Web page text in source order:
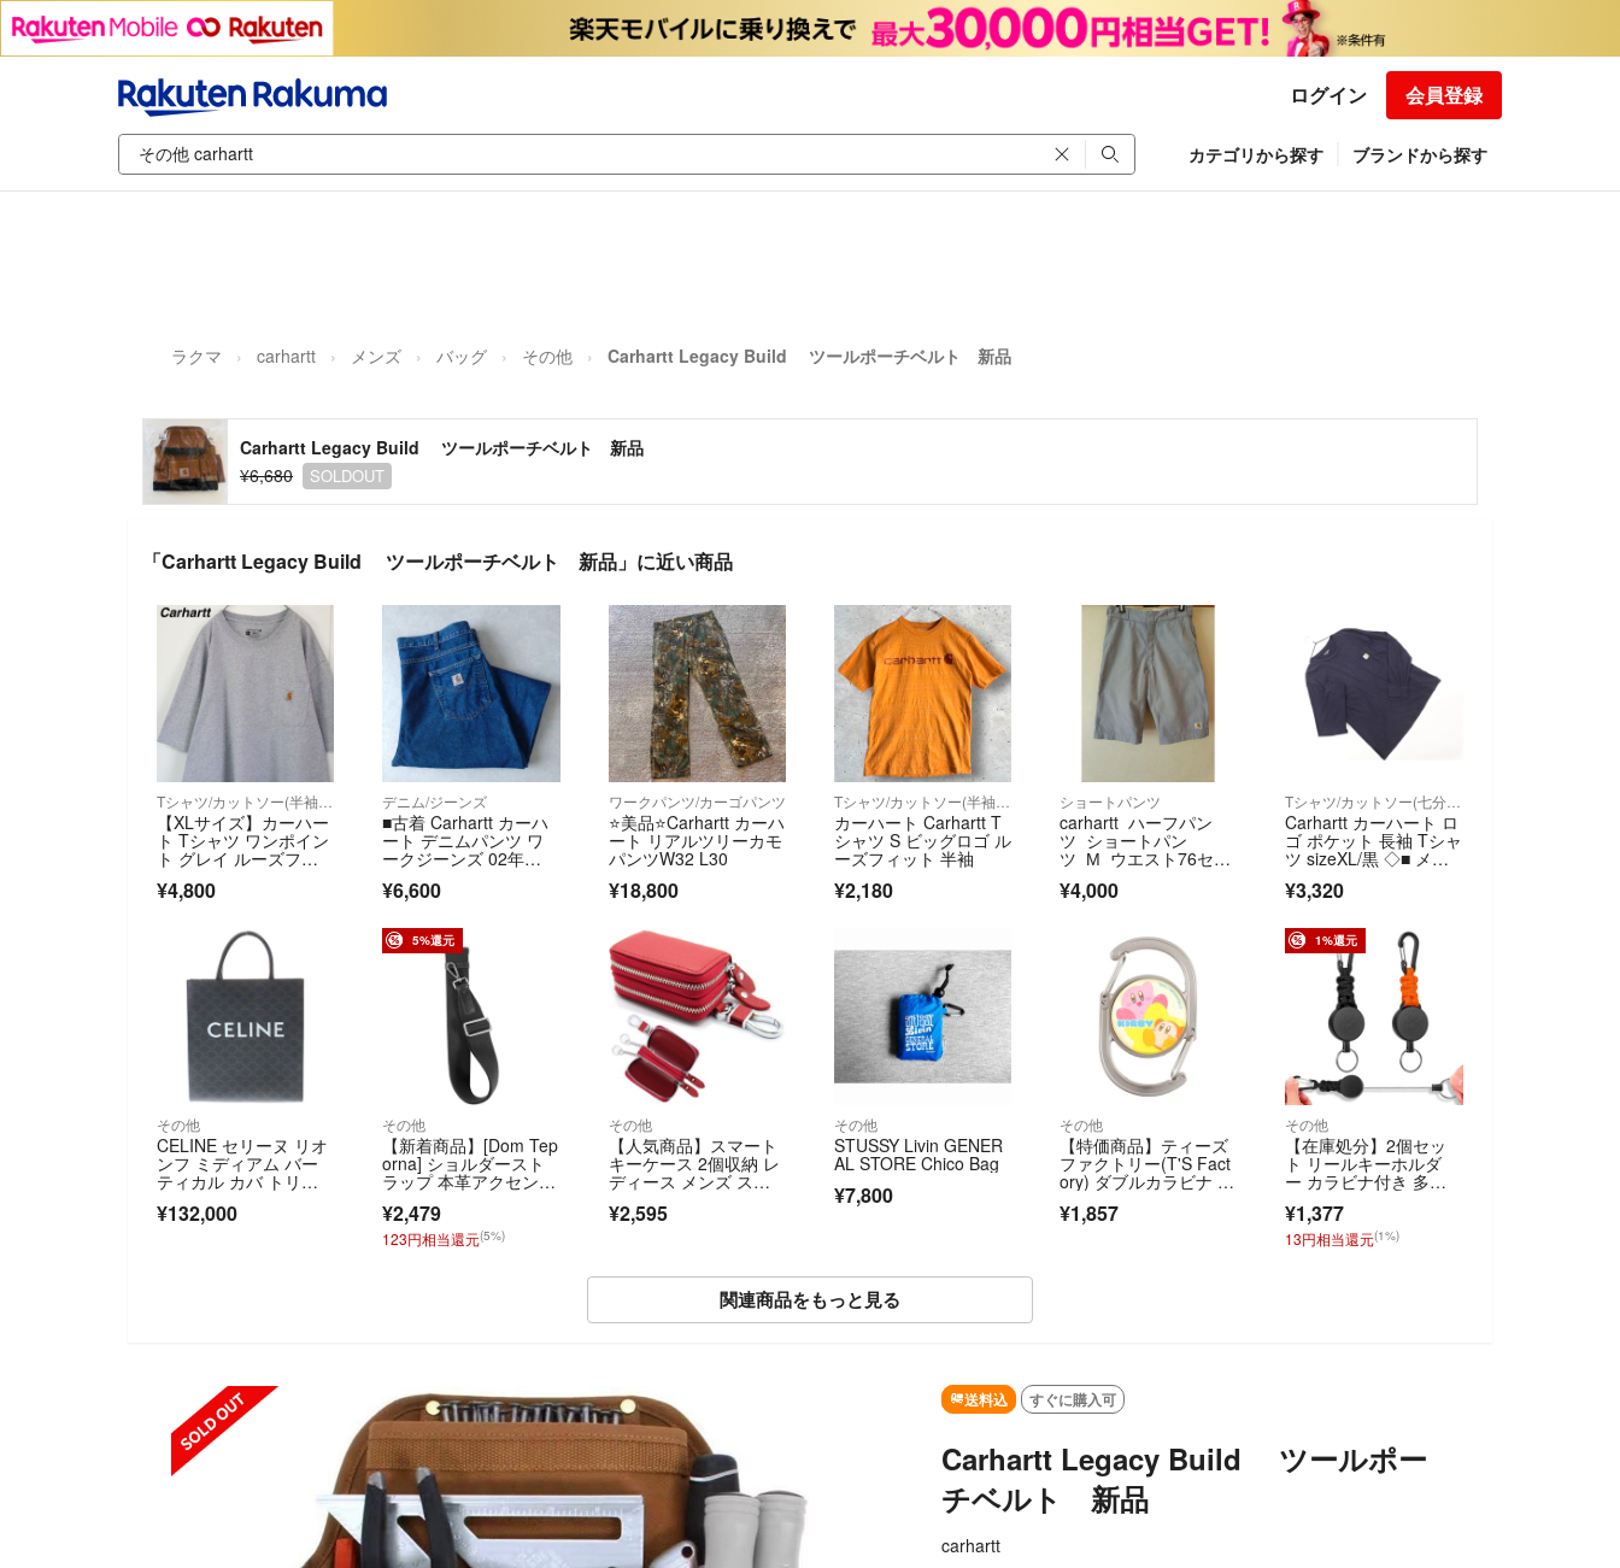
ログイン 会員登録
カテゴリから探す ブランドから探す
ラクマ carhartt メンズ バッグ その他 Carhartt Legacy Build ツールポーチベルト 新品
Carhartt Legacy Build ツールポーチベルト 新品
¥6,680
SOLDOUT
「Carhartt Legacy Build ツールポーチベルト 新品」に近い商品
【XLサイズ】カーハー
ト Tシャツ ワンポイン
ト グレイ ルーズフィ
ット 美品
¥4,800
デニム/ジーンズ
■古着 Carhartt カーハ
ート デニムパンツ ワ
ークジーンズ 02年
製 濃紺 ビッグサイ
ズ W42L30【WL659
¥6,600
ワークパンツ/カーゴパンツ
⭐️美品⭐️Carhartt カーハ
ート リアルツリーカモ
パンツW32 L30
¥18,800
カーハート Carhartt T
シャツ S ビッグロゴ ル
ーズフィット 半袖
¥2,180
ショートパンツ
carhartt ハーフパン
ツ ショートパン
ツ М ウエスト76セン
チ 07677-53
¥4,000
Carhartt カーハート ロ
ゴ ポケット 長袖 Tシャ
ツ sizeXL/黒 ◇■ メン
¥3,320
その他
CELINE セリーヌ リオ
ンフ ミディアム バー
ティカル カバ トリオ
ン 194432CIM
¥132,000
5%還元
その他
【新着商品】[Dom Tep
orna] ショルダースト
ラップ 本革アクセン
¥2,479
123円相当還元(5%)
その他
【人気商品】スマート
キーケース 2個収納 レ
ディース メンズ スマ
¥2,595
その他
STUSSY Livin GENER
AL STORE Chico Bag
¥7,800
その他
【特価商品】ティーズ
ファクトリー(T'S Fact
ory) ダブルカラビナ キ
¥1,857
1%還元
その他
【在庫処分】2個セッ
ト リールキーホルダ
ー カラビナ付き 多機
¥1,377
13円相当還元(1%)
関連商品をもっと見る
SOLD OUT 送料込 すぐに購入可
Carhartt Legacy Build ツールポー
チベルト 新品
carhartt